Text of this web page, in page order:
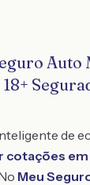
Auto
de
cotações
Meu